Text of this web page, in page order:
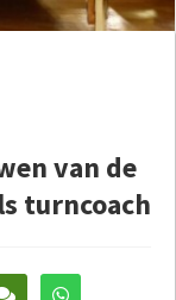
van de
turncoach